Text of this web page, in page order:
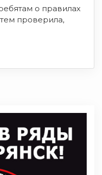
о правилах
проверила,